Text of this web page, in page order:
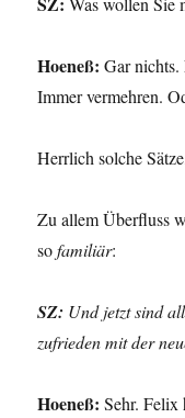
Hoeneß: Gar nichts.
Immer vermehren.
Herrlich solche
Zu allem Überfluss
sofamiliär:
SZ: Und jetzt sind
zufrieden mit der
Hoeneß: Sehr. Felix